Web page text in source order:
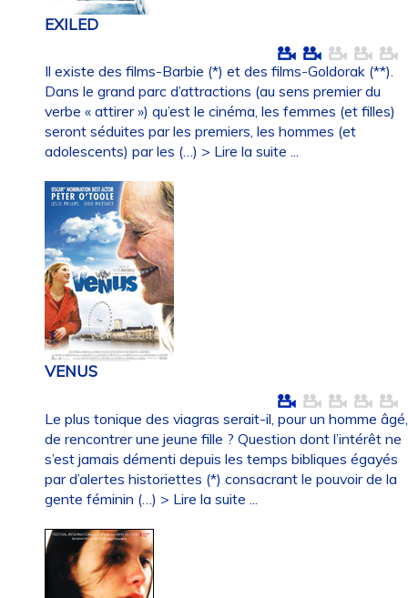
EXILED
Il existe des films-Barbie (*) et des films-Goldorak (**).
Dans le grand parc d’attractions (au sens premier du
verbe « attirer ») qu’est le cinéma, les femmes (et filles)
seront séduites par les premiers, les hommes (et
adolescents) par les (…) > Lire la suite ...
VENUS
Le plus tonique des viagras serait-il, pour un homme âgé,
de rencontrer une jeune fille ? Question dont l’intérêt ne
s’est jamais démenti depuis les temps bibliques égayés
par d’alertes historiettes (*) consacrant le pouvoir de la
gente féminin (…) > Lire la suite ...